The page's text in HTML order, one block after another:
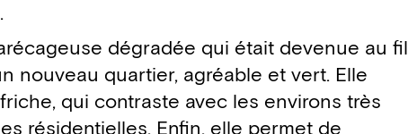
dégradée qui était devenue au fil
nouveau quartier, agréable et vert. Elle
qui contraste avec les environs très
résidentielles. Enfin, elle permet de